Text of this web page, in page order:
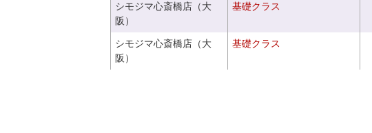
シモジマ心斎橋店（大
阪）
基礎クラス
シモジマ心斎橋店（大
阪）
基礎クラス